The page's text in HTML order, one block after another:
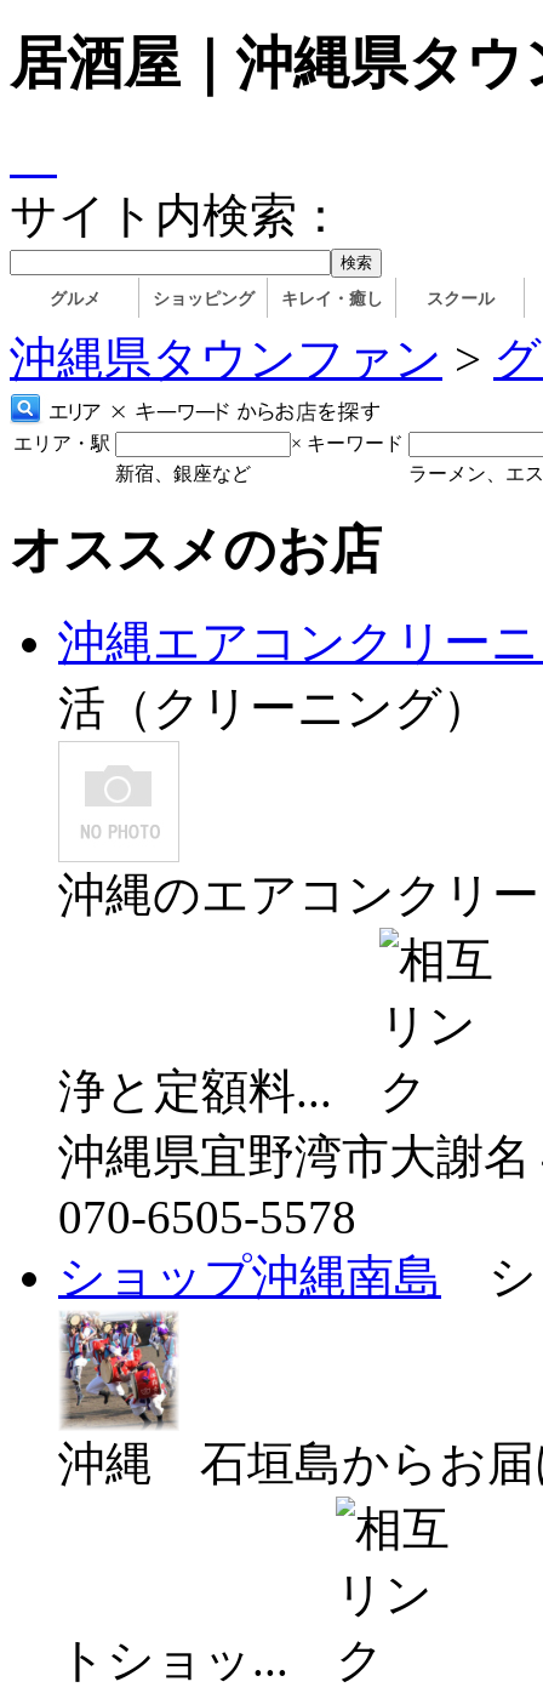
居酒屋｜沖縄県タ
サイト内検索：
グルメ ショッピング キレイ・癒し スクール
沖縄県タウンファン >
エリア・駅 × キーワード
新宿、銀座など
ラーメン、エ
オススメのお店
沖縄エアコンクリー
活（クリーニング）
沖縄のエアコンクリ
浄と定額料...
沖縄県宜野湾市大謝
070-6505-5578
ショップ沖縄南島 シ
沖縄 石垣島からお届
トショッ...